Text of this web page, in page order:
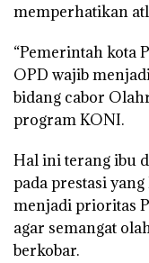
memperhatikan
“Pemerintah kota
OPD wajib
bidang cabor
program KONI.
Hal ini terang ibu
pada prestasi
menjadi prioritas
agar semangat
berkobar.